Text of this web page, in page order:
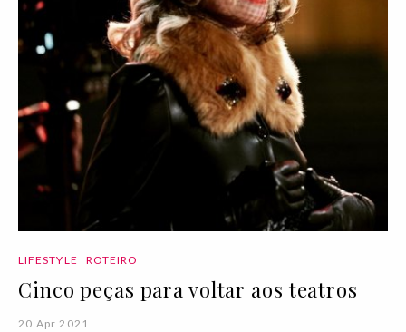
LIFESTYLE ROTEIRO
Cinco peças para voltar aos teatros
20 Apr 2021